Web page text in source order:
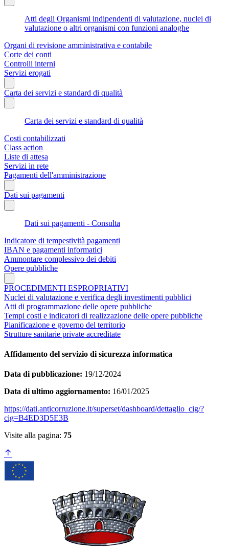
Atti degli Organismi indipendenti di valutazione, nuclei di
valutazione o altri organismi con funzioni analoghe
Organi di revisione amministrativa e contabile
Corte dei conti
Controlli interni
Servizi erogati
Carta dei servizi e standard di qualità
Carta dei servizi e standard di qualità
Costi contabilizzati
Class action
Liste di attesa
Servizi in rete
Pagamenti dell'amministrazione
Dati sui pagamenti
Dati sui pagamenti - Consulta
Indicatore di tempestività pagamenti
IBAN e pagamenti informatici
Ammontare complessivo dei debiti
Opere pubbliche
PROCEDIMENTI ESPROPRIATIVI
Nuclei di valutazione e verifica degli investimenti pubblici
Atti di programmazione delle opere pubbliche
Tempi costi e indicatori di realizzazione delle opere pubbliche
Pianificazione e governo del territorio
Strutture sanitarie private accreditate
Affidamento del servizio di sicurezza informatica
Data di pubblicazione: 19/12/2024
Data di ultimo aggiornamento: 16/01/2025
https://dati.anticorruzione.it/superset/dashboard/dettaglio_cig/?
cig=B4ED3D5E3B
Visite alla pagina: 75